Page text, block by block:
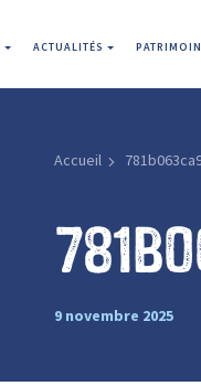
ACTUALITÉS
Accueil
9 novembre 2025